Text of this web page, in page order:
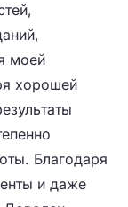
моей
хорошей
Благодаря
и даже